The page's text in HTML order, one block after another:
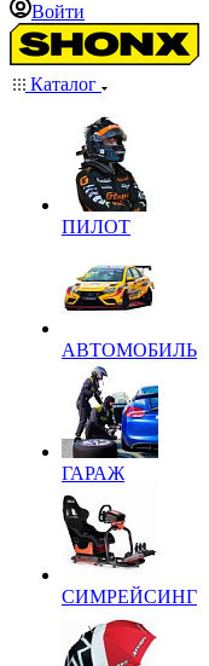
Войти
Каталог
ПИЛОТ
АВТОМОБИЛЬ
ГАРАЖ
СИМРЕЙСИНГ